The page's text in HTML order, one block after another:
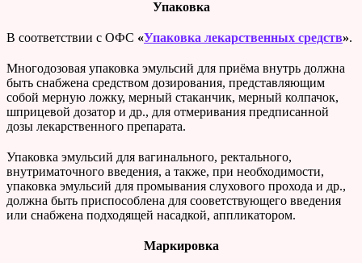
Упаковка
В соответствии с ОФС «Упаковка лекарственных средств».
Многодозовая упаковка эмульсий для приёма внутрь должна
быть снабжена средством дозирования, представляющим
собой мерную ложку, мерный стаканчик, мерный колпачок,
шприцевой дозатор и др., для отмеривания предписанной
дозы лекарственного препарата.
Упаковка эмульсий для вагинального, ректального,
внутриматочного введения, а также, при необходимости,
упаковка эмульсий для промывания слухового прохода и др.,
должна быть приспособлена для сооветствующего введения
или снабжена подходящей насадкой, аппликатором.
Маркировка